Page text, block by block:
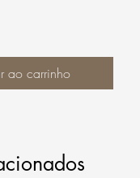
ao carrinho